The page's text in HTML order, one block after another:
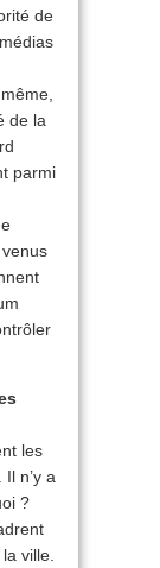
de
de la
parmi
les
n’y a
?
ville.